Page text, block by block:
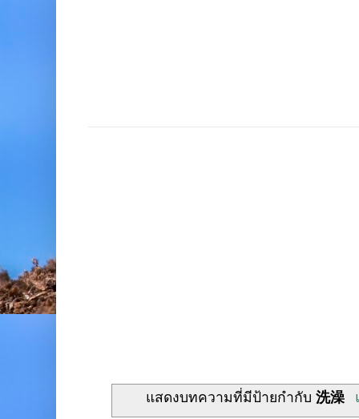
แสดงบทความที่มีป้ายกำกับ洗澡